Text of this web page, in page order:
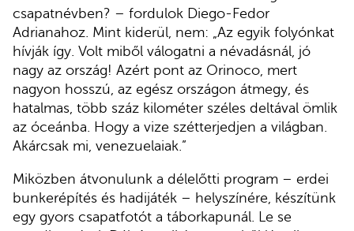
csapatnévben? – fordulok Diego-Fedor
Adrianahoz. Mint kiderül, nem: „Az egyik folyónkat
hívják így. Volt miből válogatni a névadásnál, jó
nagy az ország! Azért pont az Orinoco, mert
nagyon hosszú, az egész országon átmegy, és
hatalmas, több száz kilométer széles deltával ömlik
az óceánba. Hogy a vize szétterjedjen a világban.
Akárcsak mi, venezuelaiak.”
Miközben átvonulunk a délelőtti program – erdei
bunkerépítés és hadijáték – helyszínére, készítünk
egy gyors csapatfotót a táborkapunál. Le se